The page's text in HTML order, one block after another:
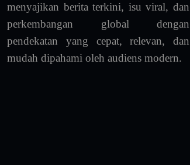
menyajikan berita terkini, isu viral, dan
perkembangan global dengan
pendekatan yang cepat, relevan, dan
mudah dipahami oleh audiens modern.